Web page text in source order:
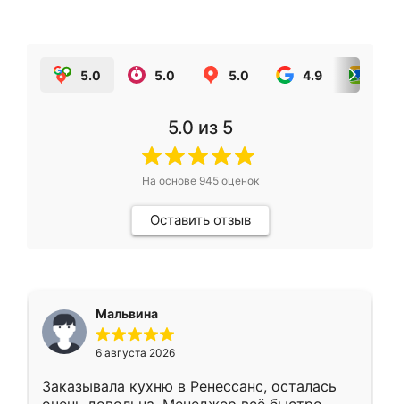
5.0 5.0 5.0 4.9
5.0 из 5
На основе 945оценок
Оставить отзыв
Мальвина
6 августа 2026
Заказывала кухню в Ренессанс, осталась